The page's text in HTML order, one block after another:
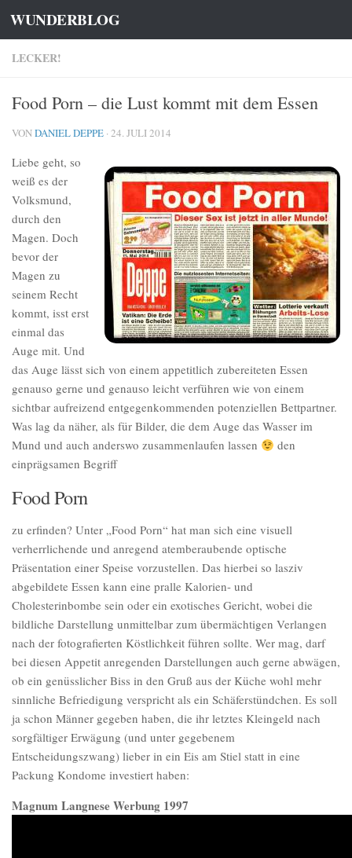
Zum Inhalt springen
WUNDERBLOG
LECKER!
Food Porn – die Lust kommt mit dem Essen
VONDANIEL DEPPE · 24. JULI 2014
Liebe geht, so
weiß es der
Volksmund,
durch den
Magen. Doch
bevor der
Magen zu
seinem Recht
kommt, isst erst
einmal das
Auge mit. Und
das Auge lässt sich von einem appetitlich zubereiteten Essen
genauso gerne und genauso leicht verführen wie von einem
sichtbar aufreizend entgegenkommenden potenziellen Bettpartner.
Was lag da näher, als für Bilder, die dem Auge das Wasser im
Mund und auch anderswo zusammenlaufen lassen
den
einprägsamen Begriff
Food Porn
zu erfinden? Unter „Food Porn“ hat man sich eine visuell
verherrlichende und anregend atemberaubende optische
Präsentation einer Speise vorzustellen. Das hierbei so lasziv
abgebildete Essen kann eine pralle Kalorien- und
Cholesterinbombe sein oder ein exotisches Gericht, wobei die
bildliche Darstellung unmittelbar zum übermächtigen Verlangen
nach der fotografierten Köstlichkeit führen sollte. Wer mag, darf
bei diesen Appetit anregenden Darstellungen auch gerne abwägen,
ob ein genüsslicher Biss in den Gruß aus der Küche wohl mehr
sinnliche Befriedigung verspricht als ein Schäferstündchen. Es soll
ja schon Männer gegeben haben, die ihr letztes Kleingeld nach
sorgfältiger Erwägung (und unter gegebenem
Entscheidungszwang) lieber in ein Eis am Stiel statt in eine
Packung Kondome investiert haben:
Magnum Langnese Werbung 1997